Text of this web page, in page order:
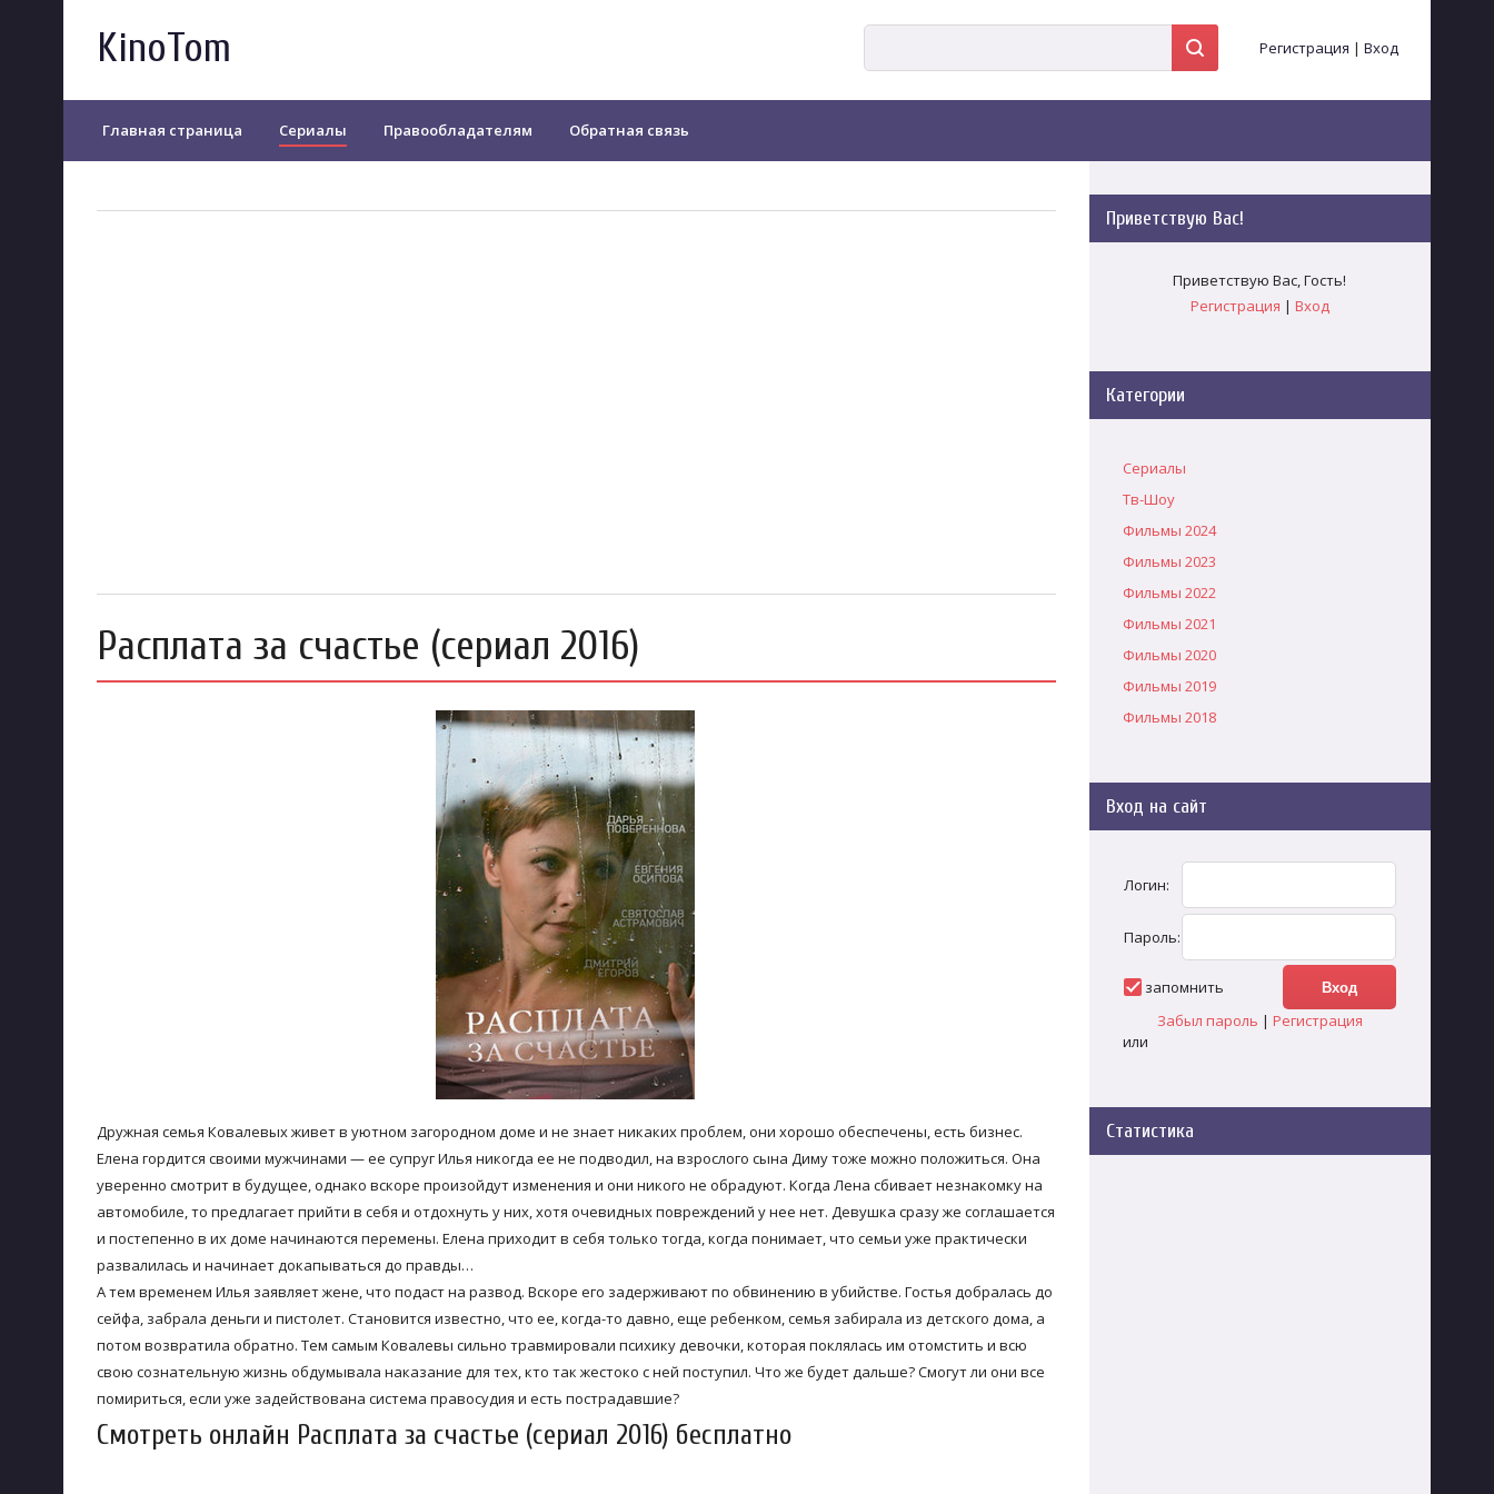
KinoTom Регистрация | Вход
Главная страница Сериалы Правообладателям Обратная связь
Расплата за счастье (сериал 2016)
Дружная семья Ковалевых живет в уютном загородном доме и не знает никаких проблем, они хорошо обеспечены, есть бизнес.
Елена гордится своими мужчинами — ее супруг Илья никогда ее не подводил, на взрослого сына Диму тоже можно положиться. Она
уверенно смотрит в будущее, однако вскоре произойдут изменения и они никого не обрадуют. Когда Лена сбивает незнакомку на
автомобиле, то предлагает прийти в себя и отдохнуть у них, хотя очевидных повреждений у нее нет. Девушка сразу же соглашается
и постепенно в их доме начинаются перемены. Елена приходит в себя только тогда, когда понимает, что семьи уже практически
развалилась и начинает докапываться до правды…
А тем временем Илья заявляет жене, что подаст на развод. Вскоре его задерживают по обвинению в убийстве. Гостья добралась до
сейфа, забрала деньги и пистолет. Становится известно, что ее, когда-то давно, еще ребенком, семья забирала из детского дома, а
потом возвратила обратно. Тем самым Ковалевы сильно травмировали психику девочки, которая поклялась им отомстить и всю
свою сознательную жизнь обдумывала наказание для тех, кто так жестоко с ней поступил. Что же будет дальше? Смогут ли они все
помириться, если уже задействована система правосудия и есть пострадавшие?
Смотреть онлайн Расплата за счастье (сериал 2016) бесплатно
Приветствую Вас!
Приветствую Вас,Гость!
Регистрация | Вход
Категории
Сериалы
Тв-Шоу
Фильмы 2024
Фильмы 2023
Фильмы 2022
Фильмы 2021
Фильмы 2020
Фильмы 2019
Фильмы 2018
Вход на сайт
Логин:
Пароль:
запомнить
Забыл пароль | Регистрация
или
Статистика